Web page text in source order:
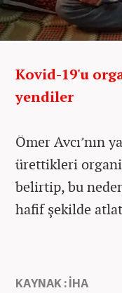
Kovid-19'u
yendiler
Ömer Avcı’nın
ürettikleri
belirtip, bu
hafif şekilde
KAYNAK : İHA